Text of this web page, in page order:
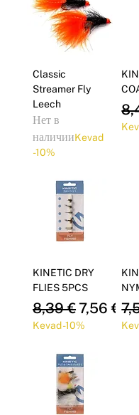
Classic
Streamer Fly
Leech
Нет в
наличииKevad
-10%
KINETIC DRY
FLIES 5PCS
Обычная цена
8,39 €Цена со
7,56 €
Kevad -10%